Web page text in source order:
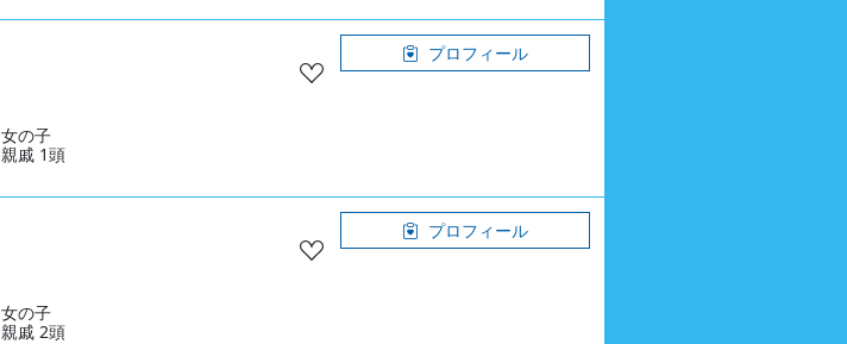
女の子
親戚 1頭
プロフィール
女の子
親戚 2頭
プロフィール